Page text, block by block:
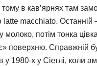
в кав’ярнях там
latte macchiato.
молоко, потім тонка
поверхню. Справжній
у 1980-х у Сіетлі, коли